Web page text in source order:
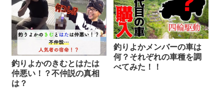
釣りよかのきむとはたは
仲悪い！？不仲説の真相
は？
釣りよかメンバーの車は
何？それぞれの車種を調
べてみた！！